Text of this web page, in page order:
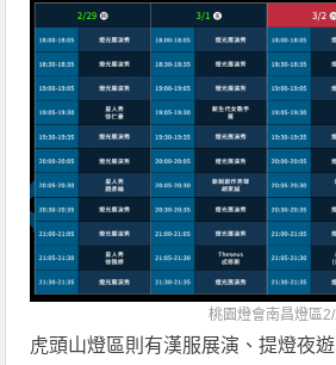
桃園燈會南昌燈區
虎頭山燈區則有漢服展演、提燈夜